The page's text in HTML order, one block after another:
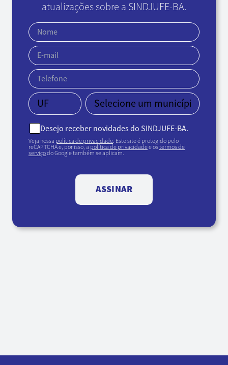
atualizações sobre a SINDJUFE-BA.
Desejo receber novidades do SINDJUFE-BA.
Veja nossa política de privacidade. Este site é protegido pelo
reCAPTCHA e, por isso, a política de privacidadee ostermos de
serviçodo Google também se aplicam.
ASSINAR